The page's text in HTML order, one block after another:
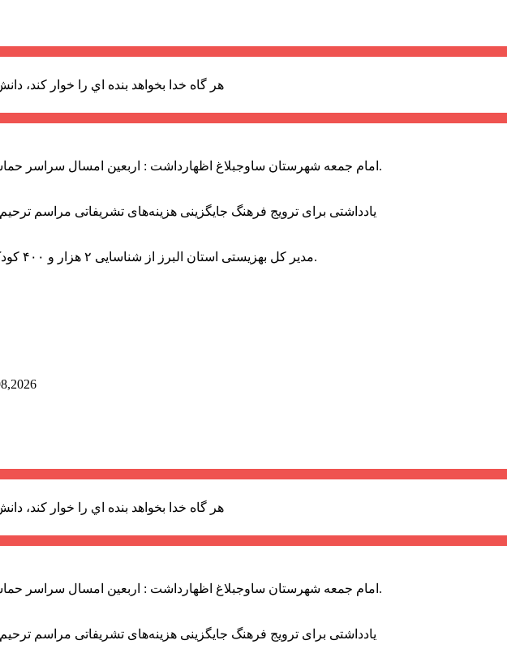
هر گاه خدا بخواهد بنده اي را خوار كند،
امام جمعه شهرستان ساوجبلاغ اظهارداشت : اربعین امسال سراسر حماسه خونخواهی و مرگ بر آمریکا و اسرائیل بود.
یادداشتی برای ترویج فرهنگ جایگزینی هزینه‌های تشریفاتی مراسم
مدیر کل بهزیستی استان البرز از شناسایی ۲ هزار و ۴۰۰ کودک دارای اختلالات بینایی در این استان خبر داد.
هر گاه خدا بخواهد بنده اي را خوار كند،
امام جمعه شهرستان ساوجبلاغ اظهارداشت : اربعین امسال سراسر حماسه خونخواهی و مرگ بر آمریکا و اسرائیل بود.
یادداشتی برای ترویج فرهنگ جایگزینی هزینه‌های تشریفاتی مراسم